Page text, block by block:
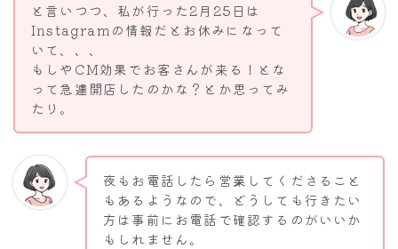
と言いつつ、私が行った2月25日は
Instagramの情報だとお休みになって
いて、、、
もしやCM効果でお客さんが来る！とな
って急遽開店したのかな？とか思ってみ
たり。
夜もお電話したら営業してくださること
もあるようなので、どうしても行きたい
方は事前にお電話で確認するのがいいか
もしれません。